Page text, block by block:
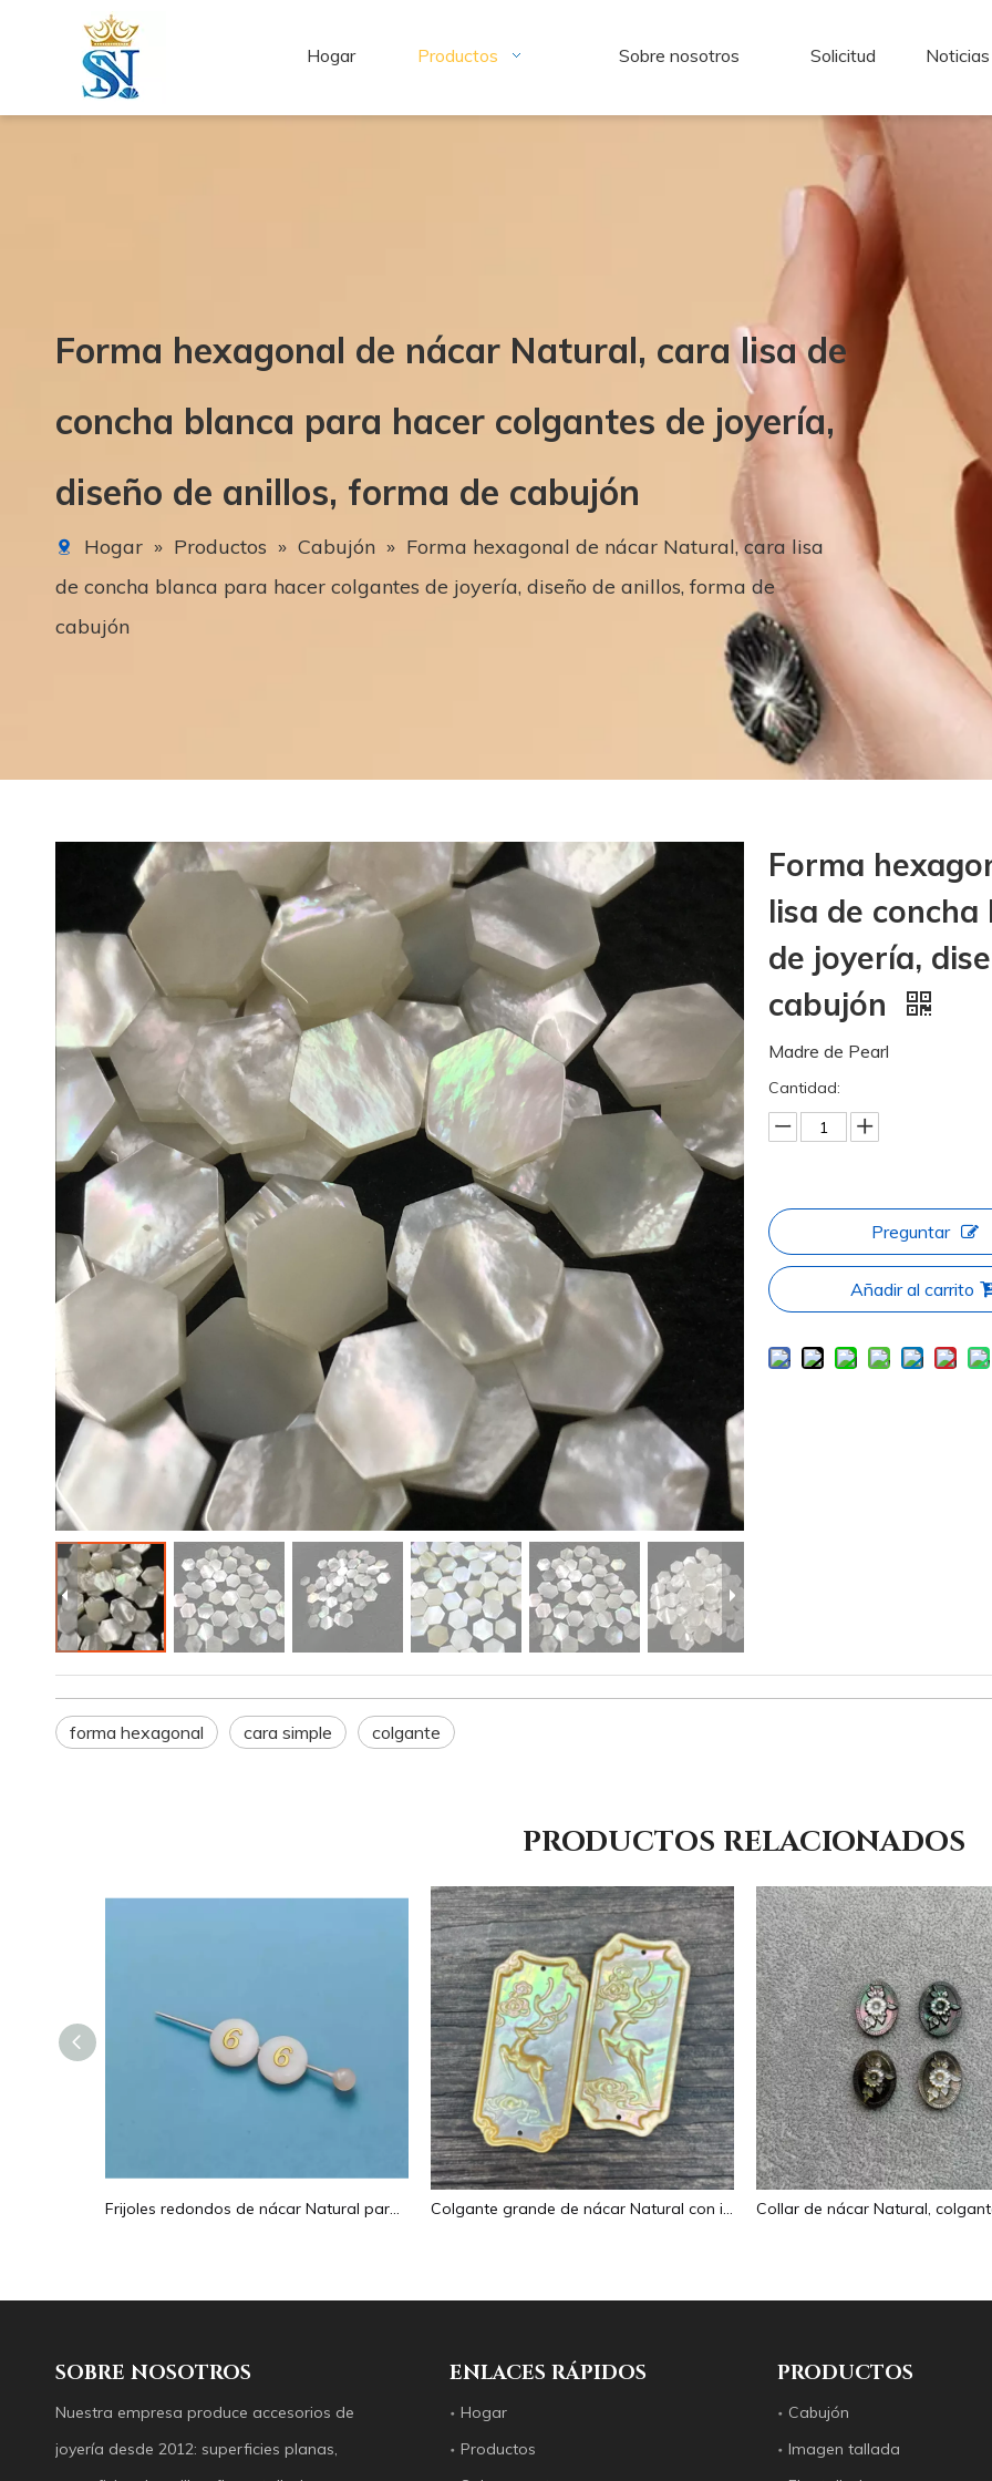
Hogar Productos Sobre nosotros Solicitud Noticias
Forma hexagonal de nácar Natural, cara lisa de
concha blanca para hacer colgantes de joyería,
diseño de anillos, forma de cabujón
Hogar » Productos » Cabujón » Forma hexagonal de nácar Natural, cara lisa
de concha blanca para hacer colgantes de joyería, diseño de anillos, forma de
cabujón
Forma
lisa de
de joyería,
cabujón
Madre de Pearl
Cantidad:
Preguntar
Añadir al carrito
forma hexagonal cara simple colgante
PRODUCTOS RELACIONADOS
Frijoles redondos de nácar Natural para diseño de collar, corte de letras, cabujón de tamaño pequeño, fabricación de pulseras, concha de diseño Colgante grande de nácar Natural con imagen de animal, cuadrado de corte para collar con cabujón de diseño en relieve de concha amarilla
SOBRE NOSOTROS
Nuestra empresa produce accesorios de
joyería desde 2012: superficies planas,
ENLACES RÁPIDOS
Hogar
Productos
PRODUCTOS
Cabujón
Imagen tallada